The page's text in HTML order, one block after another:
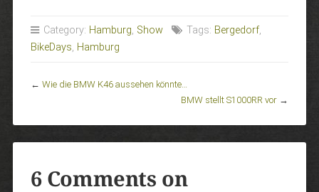
Category: Hamburg, Show Tags: Bergedorf,
BikeDays, Hamburg
← Wie die BMW K46 aussehen könnte…
BMW stellt S1000RR vor →
6 Comments on